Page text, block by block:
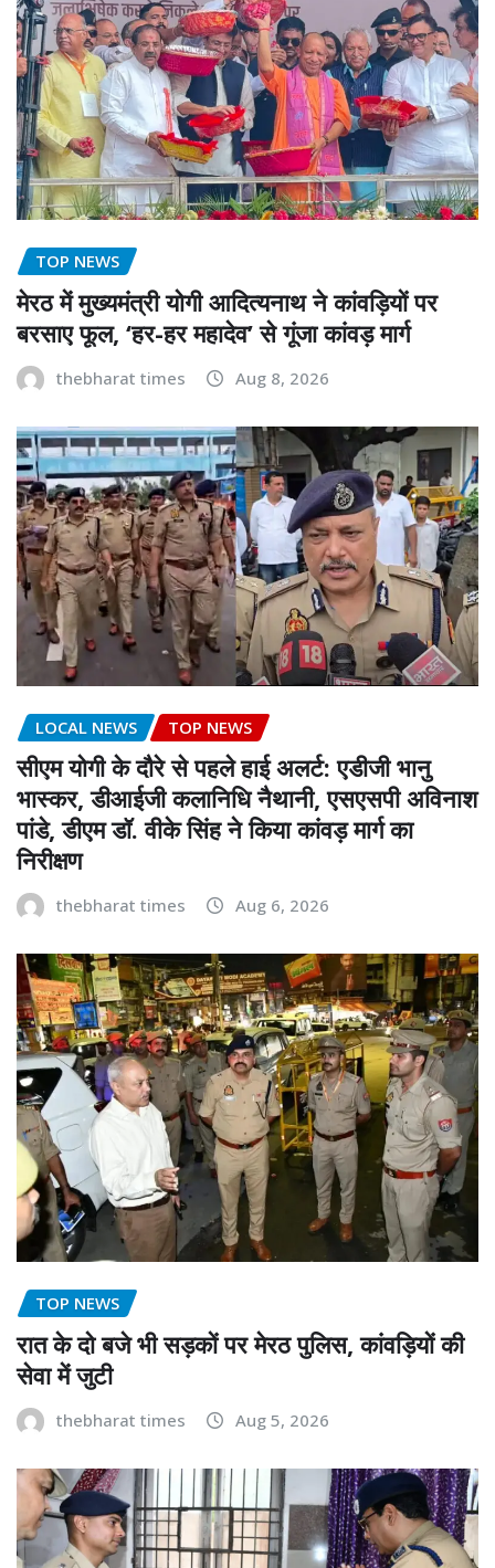
TOP NEWS
मेरठ में मुख्यमंत्री योगी आदित्यनाथ ने कांवड़ियों पर
बरसाए फूल, ‘हर-हर महादेव’ से गूंजा कांवड़ मार्ग
thebharat times Aug 8, 2026
LOCAL NEWS TOP NEWS
सीएम योगी के दौरे से पहले हाई अलर्ट: एडीजी भानु
भास्कर, डीआईजी कलानिधि नैथानी, एसएसपी अविनाश
पांडे, डीएम डॉ. वीके सिंह ने किया कांवड़ मार्ग का
निरीक्षण
thebharat times Aug 6, 2026
TOP NEWS
रात के दो बजे भी सड़कों पर मेरठ पुलिस, कांवड़ियों की
सेवा में जुटी
thebharat times Aug 5, 2026